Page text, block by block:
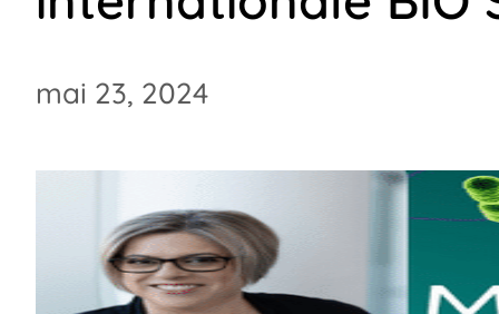
mai 23, 2024